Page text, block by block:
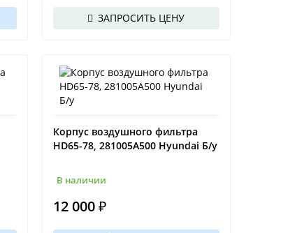
ЗАПРОСИТЬ ЦЕНУ
Корпус воздушного фильтра
HD65-78, 281005A500 Hyundai Б/у
В наличии
12 000 ₽